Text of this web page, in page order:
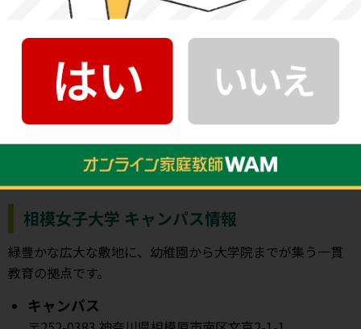
相模女子大学は、地域社会の未来を独自の視点で考え、社
会に貢献する女性の育成を目標に掲げる大学です。授業
は、基礎知識を学び視野を広げる「見つめる科目」と、専
門知識を土台に新しい発想を生み出す「見つける科目」に
分類され、段階的に思考力を深めます。さらに、学科での
学びに加えて横断型の4つのプログラムを選択でき、複数分
野を組み合わせながら就職に向けた知識と実践力を身につ
けることができます。
相模女子大学 キャンパス情報
緑豊かな広大な敷地に、幼稚園から大学院までが集う一貫
教育の拠点です。
キャンパス